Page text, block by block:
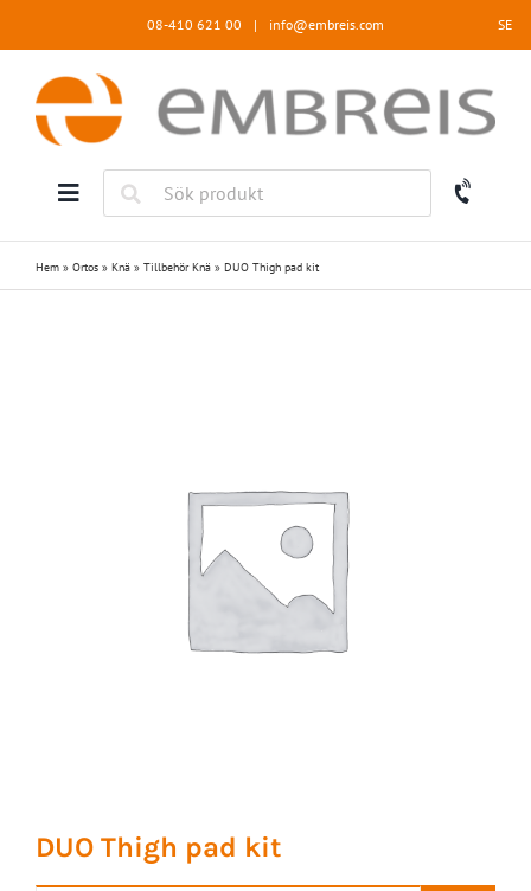
08-410 621 00 | info@embreis.com SE
Hem » Ortos » Knä » Tillbehör Knä » DUO Thigh pad kit
DUO Thigh pad kit